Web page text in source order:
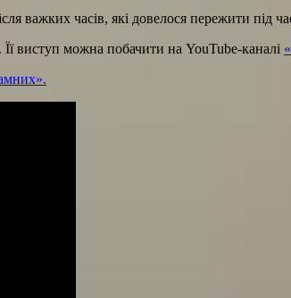
важких часів, які довелося пережити під
виступ можна побачити на YouTube-каналі